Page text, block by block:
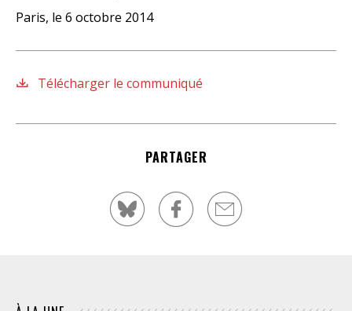
Paris, le 6 octobre 2014
Télécharger le communiqué
PARTAGER